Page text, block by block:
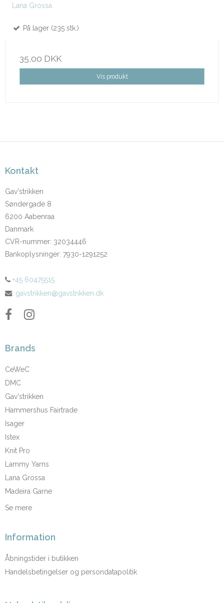
Lana Grossa
På lager (235 stk.)
35,00 DKK
Vis produkt
Kontakt
Gav'strikken
Søndergade 8
6200 Aabenraa
Danmark
CVR-nummer: 32034446
Bankoplysninger: 7930-1291252
+45 60475515
: gavstrikken@gavstrikken.dk
Brands
CeWeC
DMC
Gav'strikken
Hammershus Fairtrade
Isager
Istex
Knit Pro
Lammy Yarns
Lana Grossa
Madeira Garne
Se mere
Information
Åbningstider i butikken
Handelsbetingelser og persondatapolitik